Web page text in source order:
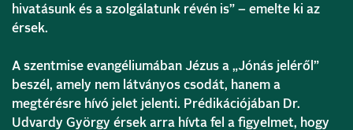
hivatásunk és a szolgálatunk révén is” – emelte ki az
érsek.
A szentmise evangéliumában Jézus a „Jónás jeléről”
beszél, amely nem látványos csodát, hanem a
megtérésre hívó jelet jelenti. Prédikációjában Dr.
Udvardy György érsek arra hívta fel a figyelmet, hogy